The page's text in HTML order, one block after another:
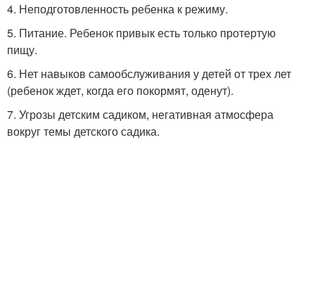
4. Неподготовленность ребенка к режиму.
5. Питание. Ребенок привык есть только протертую
пищу.
6. Нет навыков самообслуживания у детей от трех лет
(ребенок ждет, когда его покормят, оденут).
7. Угрозы детским садиком, негативная атмосфера
вокруг темы детского садика.